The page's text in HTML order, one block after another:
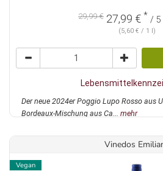
29,99 € 27,99 € * / 5
(5,60 € / 1 l)
Der neue 2024er Poggio Lupo Rosso aus
Bordeaux-Mischung aus Ca... mehr
Vinedos
Vegan